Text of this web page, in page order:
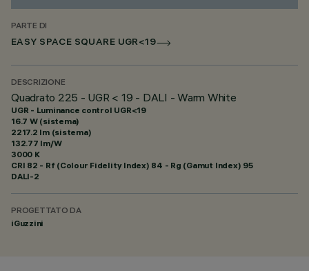
PARTE DI
EASY SPACE SQUARE UGR<19
DESCRIZIONE
Quadrato 225 - UGR < 19 - DALI - Warm White
UGR - Luminance control UGR<19
16.7 W (sistema)
2217.2 lm (sistema)
132.77 lm/W
3000 K
CRI 82 - Rf (Colour Fidelity Index) 84 - Rg (Gamut Index) 95
DALI-2
PROGETTATO DA
iGuzzini